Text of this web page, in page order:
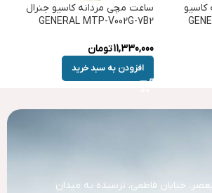
کاسیو
ساعت مچی مردانه کاسیو جنرال
GENERAL MTP-V002G-7B2
11,330,000تومان
افزودن به سبد خرید
خیابان فاطمی، نرسیده به میدان